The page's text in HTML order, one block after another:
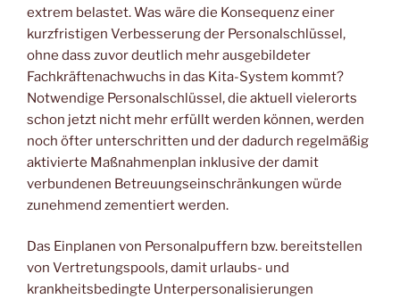
extrem belastet. Was wäre die Konsequenz einer
kurzfristigen Verbesserung der Personalschlüssel,
ohne dass zuvor deutlich mehr ausgebildeter
Fachkräftenachwuchs in das Kita-System kommt?
Notwendige Personalschlüssel, die aktuell vielerorts
schon jetzt nicht mehr erfüllt werden können, werden
noch öfter unterschritten und der dadurch regelmäßig
aktivierte Maßnahmenplan inklusive der damit
verbundenen Betreuungseinschränkungen würde
zunehmend zementiert werden.
Das Einplanen von Personalpuffern bzw. bereitstellen
von Vertretungspools, damit urlaubs- und
krankheitsbedingte Unterpersonalisierungen